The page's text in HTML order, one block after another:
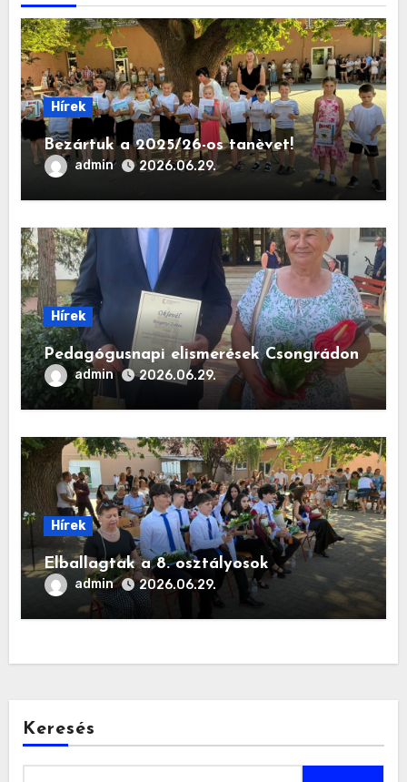
Hírek
Bezártuk a 2025/26-os tanèvet!
admin 2026.06.29.
Hírek
Pedagógusnapi elismerések Csongrádon
admin 2026.06.29.
Hírek
Elballagtak a 8. osztályosok
admin 2026.06.29.
Keresés